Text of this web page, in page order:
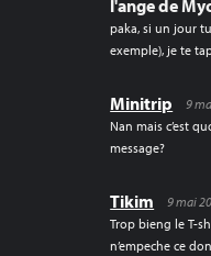
l'ange de
paka, si un jour
exemple), je te
Minitrip
9
Nan mais c’est
message?
Tikim
9 mai
Trop bieng le T-
n’empeche ce